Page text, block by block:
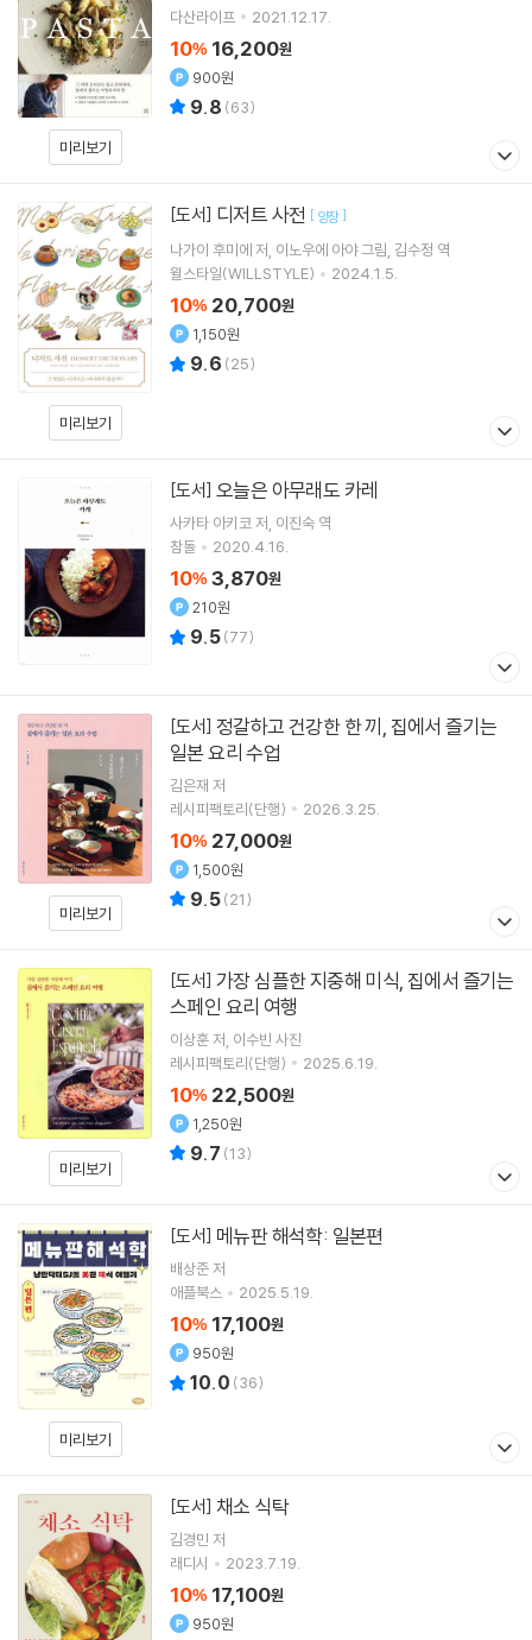
미리보기
다산라이프
2021.12.17.
10% 16,200원
900원
9.8 (63)
미리보기
[도서] 디저트 사전 [ 양장]
나가이 후미에저 이노우에 아야그림 김수정 역
윌스타일(WILLSTYLE)
2024.1.5.
10% 20,700원
1,150원
9.6 (25)
[도서] 오늘은 아무래도 카레
사카타 아키코저 이진숙 역
참돌
2020.4.16.
10% 3,870원
210원
9.5(77)
미리보기
[도서]
일본 요리 수업
김은재 저
레시피팩토리(단행)
2026.3.25.
10% 27,000원
1,500원
9.5(21)
미리보기
[도서]
스페인 요리 여행
이상훈저 이수빈 사진
레시피팩토리(단행)
2025.6.19.
10% 22,500원
1,250원
9.7 (13)
미리보기
[도서] 메뉴판 해석학: 일본편
배상준저
애플북스
2025.5.19.
10% 17,100원
950원
10.0 (36)
[도서] 채소 식탁
김경민 저
래디시
2023.7.19.
10% 17,100원
950원